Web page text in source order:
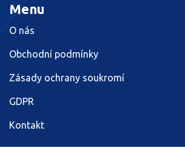
Menu
O nás
Obchodní podmínky
Zásady ochrany soukromí
GDPR
Kontakt